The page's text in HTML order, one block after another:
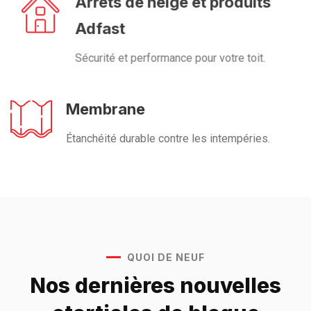
Adfast
Sécurité et performance pour votre toit.
Membrane
Étanchéité durable contre les intempéries.
QUOI DE NEUF
Nos dernières nouvelles